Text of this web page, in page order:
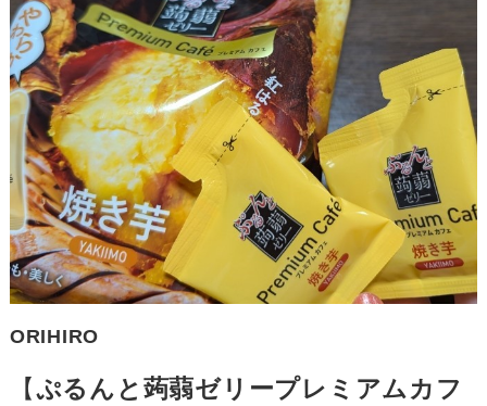
ORIHIRO
【 ぷるんと蒟蒻ゼリープレミアムカフ